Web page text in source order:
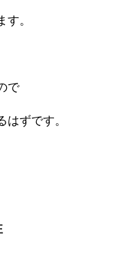
。
で
ずです。